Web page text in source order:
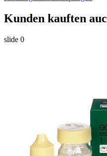
Kunden kauften
slide 0